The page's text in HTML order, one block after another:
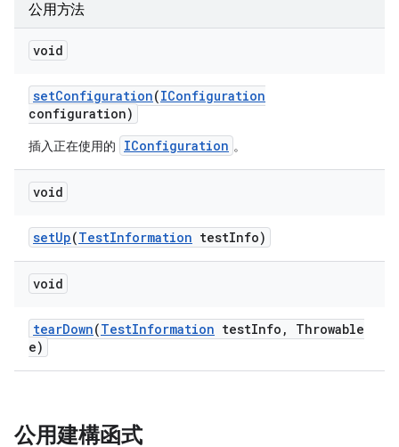
公用方法
void
setConfiguration(IConfiguration
configuration)
插入正在使用的 IConfiguration 。
void
setUp(TestInformation testInfo)
void
tearDown(TestInformation testInfo ,
Throwable
e)
公用建構函式